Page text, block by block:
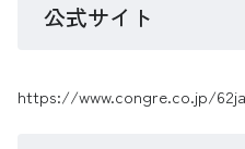
公式サイト
https://www.congre.co.jp/